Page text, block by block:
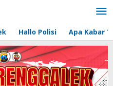
Hallo Polisi Apa Kabar